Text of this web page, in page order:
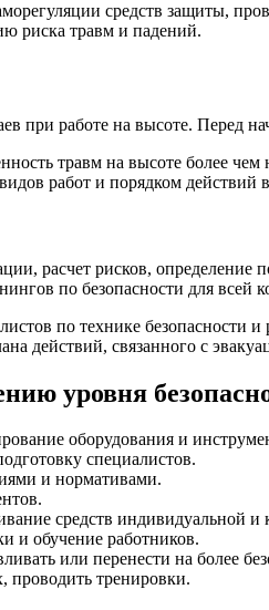
средств защиты,
риска травм и падений.
работе на высоте. Перед
травм на высоте более
работ и порядком действий
расчет рисков, определение
по безопасности для всей
по технике безопасности
действий, связанного с
уровня
оборудования и
специалистов.
и нормативами.
средств индивидуальной и
и обучение работников.
или перенести на более
проводить тренировки.